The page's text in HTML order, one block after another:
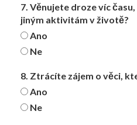
7. Věnujete droze víc
jiným aktivitám v životě?
Ano
Ne
8. Ztrácíte zájem o věci,
Ano
Ne